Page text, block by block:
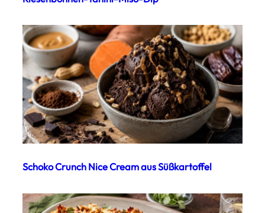
Schoko Crunch Nice Cream aus Süßkartoffel